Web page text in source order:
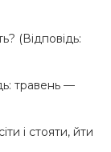
(Відповідь:
травень —
і стояти, йти